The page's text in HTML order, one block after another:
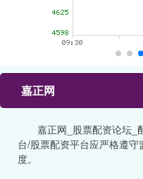
嘉正网
嘉正网_股票配资论坛_
台/股票配资平台应严格遵
度。